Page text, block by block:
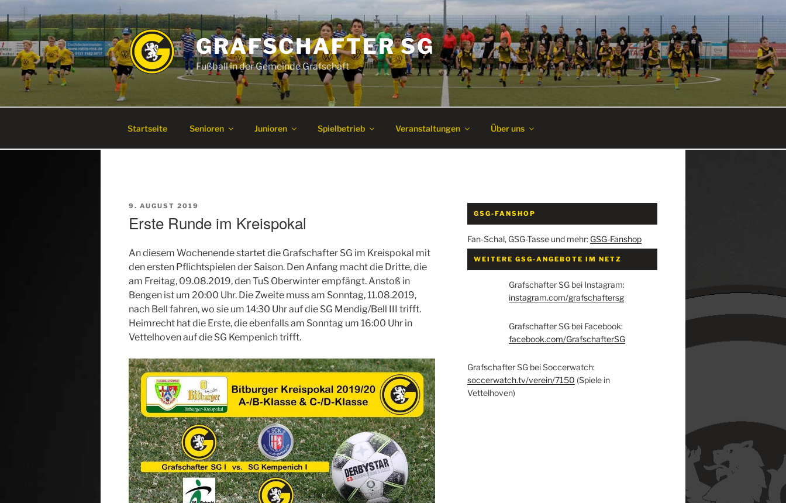
Inhalt
springen
GRAFSCHAFTER SG
Fußball in der Gemeinde Grafschaft
Startseite Senioren Junioren Spielbetrieb Veranstaltungen Über uns
VERÖFFENTLICHT
9. AUGUST 2019
Erste Runde im Kreispokal
An diesem Wochenende startet die Grafschafter SG im Kreispokal mit
den ersten Pflichtspielen der Saison. Den Anfang macht die Dritte, die
am Freitag, 09.08.2019, den TuS Oberwinter empfängt. Anstoß in
Bengen ist um 20:00 Uhr. Die Zweite muss am Sonntag, 11.08.2019,
nach Bell fahren, wo sie um 14:30 Uhr auf die SG Mendig/Bell III trifft.
Heimrecht hat die Erste, die ebenfalls am Sonntag um 16:00 Uhr in
Vettelhoven auf die SG Kempenich trifft.
GSG-FANSHOP
Fan-Schal, GSG-Tasse und mehr: GSG-Fanshop
WEITERE GSG-ANGEBOTE IM NETZ
Grafschafter SG bei Instagram:
instagram.com/grafschaftersg
Grafschafter SG bei Facebook:
facebook.com/GrafschafterSG
Grafschafter SG bei Soccerwatch:
soccerwatch.tv/verein/7150 (Spiele in
Vettelhoven)